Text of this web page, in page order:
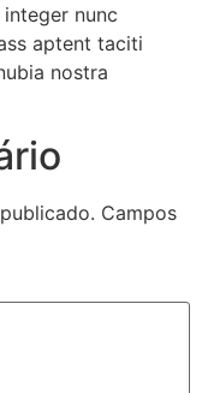
nunc
aptent taciti
nostra
Campos